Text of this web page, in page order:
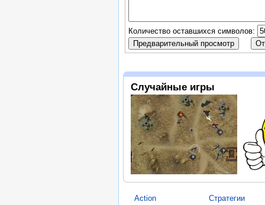
Количество оставшихся символов:
Случайные игры
Action
Стратегии